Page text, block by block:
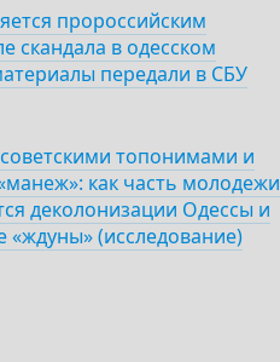
пророссийским
скандала в одесском
передали в СБУ
топонимами и
как часть молодежи
деколонизации Одессы и
«ждуны» (исследование)